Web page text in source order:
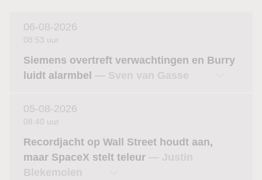
06-08-2026
08:53 uur
Siemens overtreft verwachtingen en Burry
luidt alarmbel — Sven van Gasse
05-08-2026
08:40 uur
Recordjacht op Wall Street houdt aan,
maar SpaceX stelt teleur — Justin
Blekemolen